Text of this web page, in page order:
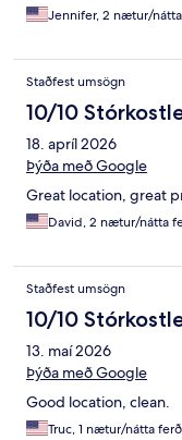
Jennifer, 2 nætur/
Staðfest umsögn
10/10
18. apríl 2026
Þýða með Google
Great location, great
David, 2 nætur/nátta
Staðfest umsögn
10/10
13. maí 2026
Þýða með Google
Good location, clean.
Truc, 1 nætur/nátta ferð